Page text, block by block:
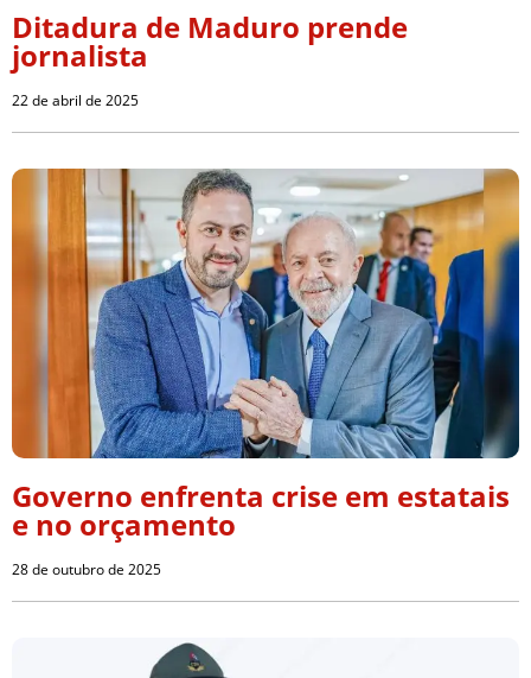
Ditadura de Maduro prende
jornalista
22 de abril de 2025
Governo enfrenta crise em estatais
e no orçamento
28 de outubro de 2025